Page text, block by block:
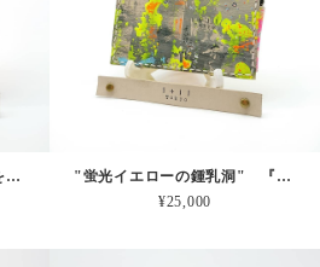
"小判と赤い海" 『抽象画を革に！』シリーズ 持ち歩くアートを日常に！ 一点物 本革 小さいおサイフ
"蛍光イエローの鍾乳洞" 『抽象画を革に！』シリーズ 持ち歩くアートを日常に！ 一点物 本革 小さいおサイフ
¥25,000